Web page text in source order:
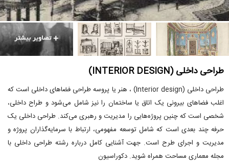
طراحی داخلی (INTERIOR DESIGN)
طراحی داخلی (Interior design) ، هنر یا پروسه طراحی فضاهای داخلی است که
اغلب فضاهای بیرونی یک اتاق یا ساختمان را نیز شامل می‌شود و طراح داخلی،
شخصی است که چنین پروژه‌هایی را مدیریت و رهبری می‌کند. طراحی داخلی یک
حرفه چند بعدی است که شامل توسعه مفهومی، ارتباط با سرمایه‌گذاران پروژه و
مدیریت و اجرای طرح است. جهت آشنایی کامل درباره رشته طراحی داخلی با
مجله معماری مساحت همراه شوید. دکوراسیون